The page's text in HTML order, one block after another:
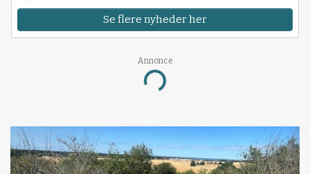
Se flere nyheder her
Annonce
Loading...